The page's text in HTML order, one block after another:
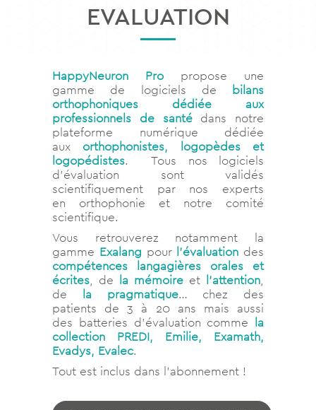
EVALUATION
HappyNeuron Propropose une
gamme de logiciels de bilans
orthophoniques dédiée aux
professionnels de santédans notre
plateforme numérique dédiée
aux orthophonistes, logopèdes et
logopédistes. Tous nos logiciels
d’évaluation sont validés
scientifiquement par nos experts
en orthophonie et notre comité
scientifique.
Vous retrouverez notamment la
gamme Exalang pour l’évaluation des
compétences langagières orales et
écrites, de la mémoire et l’attention,
de la pragmatique… chez des
patients de 3 à 20 ans mais aussi
des batteries d’évaluation comme la
collection PREDI, Emilie, Examath,
Evadys, Evalec.
Tout est inclus dans l’abonnement !